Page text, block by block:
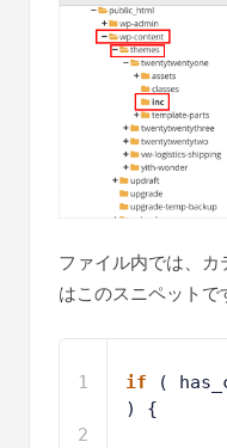
ファイル内では、
はこのスニペットで
1
2
if
(
) {